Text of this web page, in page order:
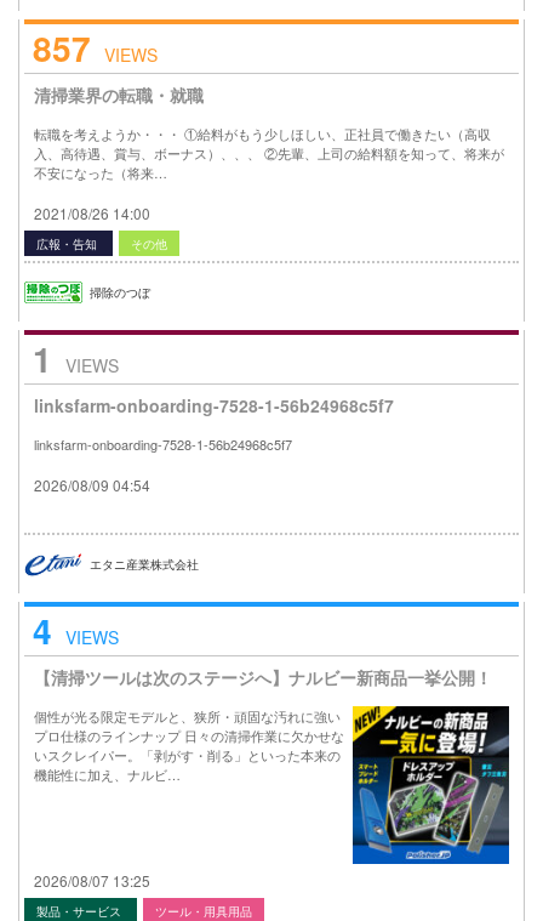
857 VIEWS
清掃業界の転職・就職
転職を考えようか・・・ ①給料がもう少しほしい、正社員で働きたい（高収
入、高待遇、賞与、ボーナス）、、、 ②先輩、上司の給料額を知って、将来が
不安になった（将来…
2021/08/26 14:00
広報・告知 その他
掃除のつぼ
1
VIEWS
linksfarm-onboarding-7528-1-56b24968c5f7
linksfarm-onboarding-7528-1-56b24968c5f7
2026/08/09 04:54
エタニ産業株式会社
4 VIEWS
【清掃ツールは次のステージへ】ナルビー新商品一挙公開！
個性が光る限定モデルと、狭所・頑固な汚れに強い
プロ仕様のラインナップ 日々の清掃作業に欠かせな
いスクレイパー。「剥がす・削る」といった本来の
機能性に加え、ナルビ…
2026/08/07 13:25
製品・サービス ツール・用具用品